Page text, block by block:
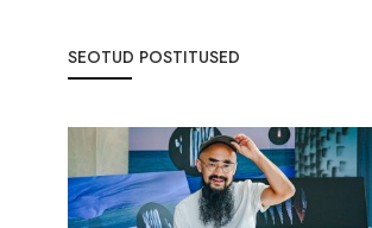
SEOTUD POSTITUSED